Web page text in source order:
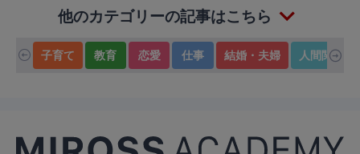
他のカテゴリーの記事はこちら
子育て 教育 恋愛 仕事 結婚・夫婦 人間関係